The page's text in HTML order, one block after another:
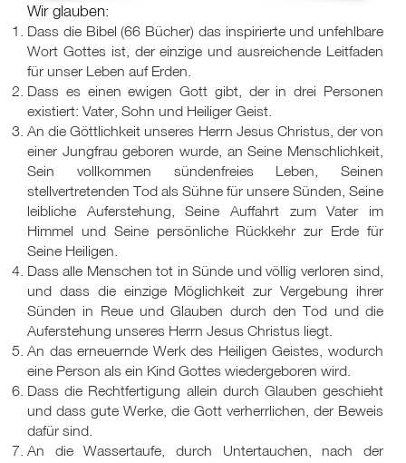
Wir glauben:
Dass die Bibel (66 Bücher) das inspirierte und unfehlbare
Wort Gottes ist, der einzige und ausreichende Leitfaden
für unser Leben auf Erden.
Dass es einen ewigen Gott gibt, der in drei Personen
existiert: Vater, Sohn und Heiliger Geist.
An die Göttlichkeit unseres Herrn Jesus Christus, der von
einer Jungfrau geboren wurde, an Seine Menschlichkeit,
Sein vollkommen sündenfreies Leben, Seinen
stellvertretenden Tod als Sühne für unsere Sünden, Seine
leibliche Auferstehung, Seine Auffahrt zum Vater im
Himmel und Seine persönliche Rückkehr zur Erde für
Seine Heiligen.
Dass alle Menschen tot in Sünde und völlig verloren sind,
und dass die einzige Möglichkeit zur Vergebung ihrer
Sünden in Reue und Glauben durch den Tod und die
Auferstehung unseres Herrn Jesus Christus liegt.
An das erneuernde Werk des Heiligen Geistes, wodurch
eine Person als ein Kind Gottes wiedergeboren wird.
Dass die Rechtfertigung allein durch Glauben geschieht
und dass gute Werke, die Gott verherrlichen, der Beweis
dafür sind.
An die Wassertaufe, durch Untertauchen, nach der